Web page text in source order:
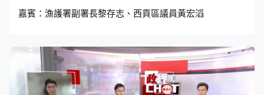
嘉賓：漁護署副署長黎存志、西貢區議員黃宏滔